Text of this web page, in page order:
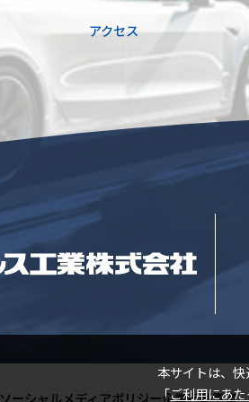
本サイトは、
「ご利用にあた
アクセス
ソーシャルメディアポリシー企業行動憲章